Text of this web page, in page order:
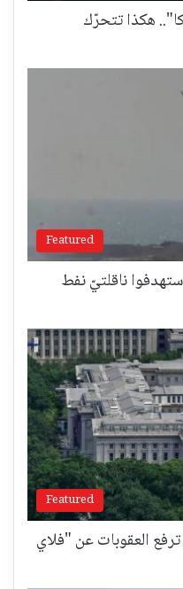
هكذا تتحرّك
Featured
ناقلتيّ نفط
Featured
العقوبات عن "فلاي